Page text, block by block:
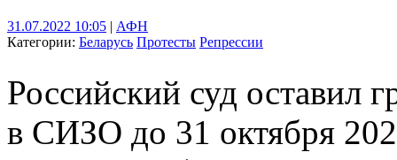
31.07.2022 10:05 | АФН
Категории: Беларусь Протесты Репрессии
Российский суд оставил
в СИЗО до 31 октября